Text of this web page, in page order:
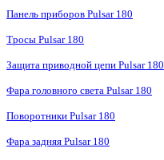
Панель приборов Pulsar 180
Тросы Pulsar 180
Защита приводной цепи Pulsar 180
Фара головного света Pulsar 180
Поворотники Pulsar 180
Фара задняя Pulsar 180